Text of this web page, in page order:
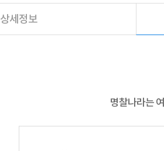
상세정보
명찰나라는